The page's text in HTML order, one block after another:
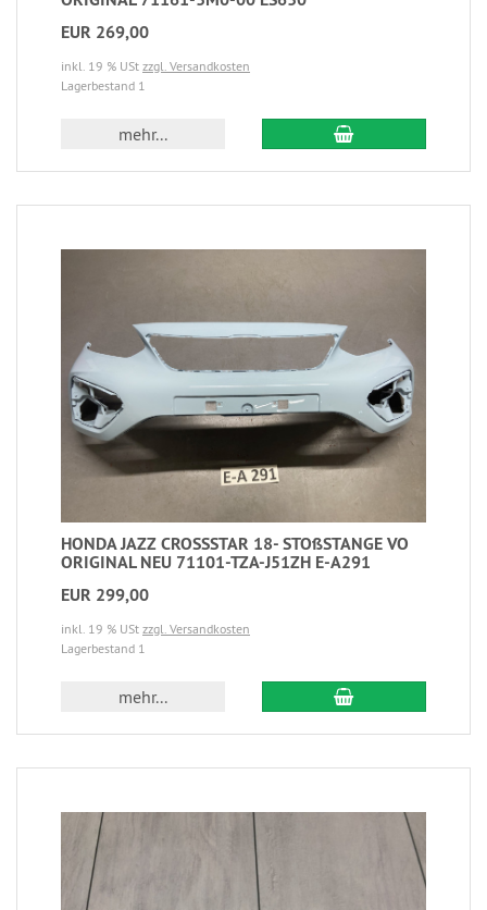
EUR 269,00
inkl. 19 % USt zzgl. Versandkosten
Lagerbestand 1
mehr...
HONDA JAZZ CROSSSTAR 18- STOßSTANGE VO
ORIGINAL NEU 71101-TZA-J51ZH E-A291
EUR 299,00
inkl. 19 % USt zzgl. Versandkosten
Lagerbestand 1
mehr...